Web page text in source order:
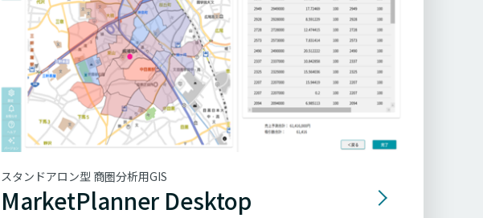
スタンドアロン型 商圏分析用GIS
MarketPlanner Desktop